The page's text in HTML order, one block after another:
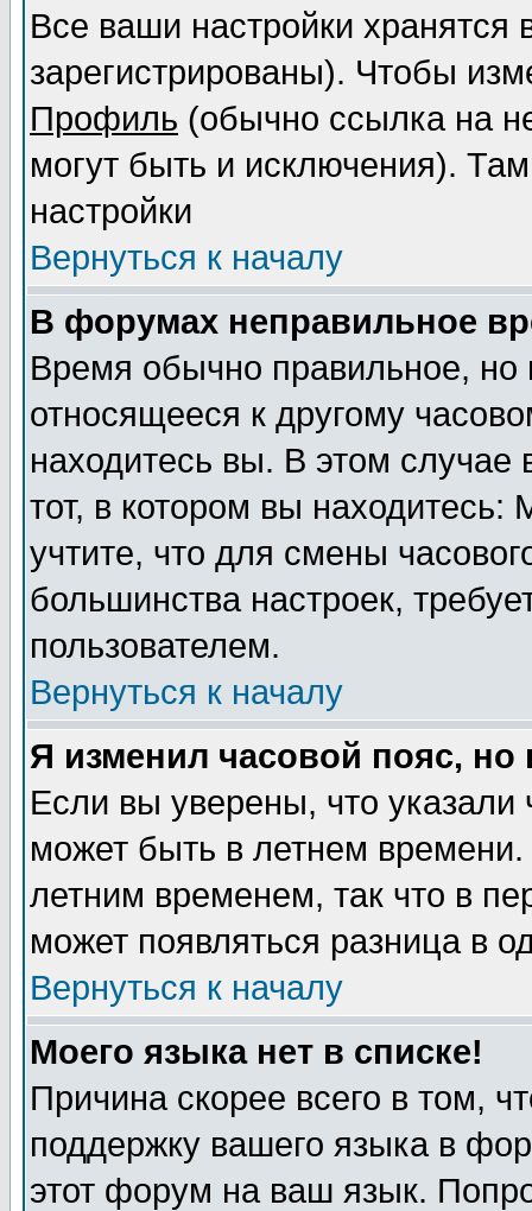
Все ваши настройки
зарегистрированы). Чтобы
Профиль (обычно ссылка на
могут быть и исключения).
настройки
Вернуться к началу
В форумах неправильное
Время обычно правильное,
относящееся к другому
находитесь вы. В этом
тот, в котором вы
учтите, что для смены
большинства настроек,
пользователем.
Вернуться к началу
Я изменил часовой пояс,
Если вы уверены, что указали
может быть в летнем
летним временем, так что в
может появляться разница в
Вернуться к началу
Моего языка нет в списке!
Причина скорее всего в том,
поддержку вашего языка в
этот форум на ваш язык.